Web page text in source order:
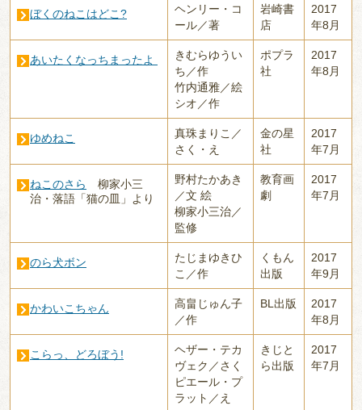
ぼくのねこはどこ?
ヘンリー・コ
ール／著
岩崎書
店
2017
年8月
あいたくなっちまったよ
きむらゆうい
ち／作
竹内通雅／絵
シオ／作
ポプラ
社
2017
年8月
ゆめねこ
真珠まりこ／
さく・え
金の星
社
2017
年7月
ねこのさら
柳家小三
治・落語「猫の皿」より
野村たかあき
／文 絵
柳家小三治／
監修
教育画
劇
2017
年7月
のら犬ボン
たじまゆきひ
こ／作
くもん
出版
2017
年9月
かわいこちゃん
高畠じゅん子
／作
BL出版
2017
年8月
こらっ、どろぼう!
ヘザー・テカ
ヴェク／さく
ピエール・プ
ラット／え
きじと
ら出版
2017
年7月